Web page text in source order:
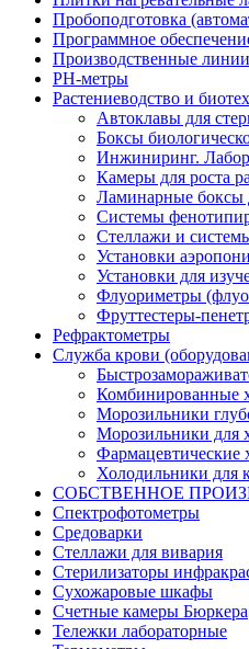
Пробоподготовка
Программное
Производственные линии
РH-метры
Растениеводство и
Автоклавы для
Боксы
Инжиниринг.
Камеры для роста
Ламинарные боксы
Системы
Стеллажи и
Установки
Установки для
Флуориметры
Фруттестеры-
Рефрактометры
Служба крови
Комбинированные
Морозильники
Морозильники для
Холодильники для
СОБСТВЕННОЕ
Спектрофотометры
Средоварки
Стеллажи для вивария
Стерилизаторы
Сухожаровые шкафы
Счетные камеры Бюркера
Тележки лабораторные